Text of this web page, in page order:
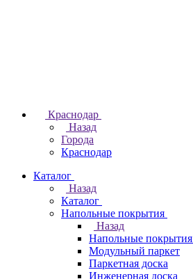
Краснодар
Назад
Города
Краснодар
Каталог
Назад
Каталог
Напольные покрытия
Назад
Напольные покрытия
Модульный паркет
Паркетная доска
Инженерная доска